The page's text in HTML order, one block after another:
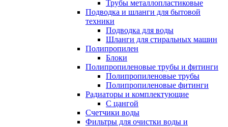
Трубы металлопластиковые
Подводка и шланги для бытовой
техники
Подводка для воды
Шланги для стиральных машин
Полипропилен
Блоки
Полипропиленовые трубы и фитинги
Полипропиленовые трубы
Полипропиленовые фитинги
Радиаторы и комплектующие
С цангой
Счетчики воды
Фильтры для очистки воды и